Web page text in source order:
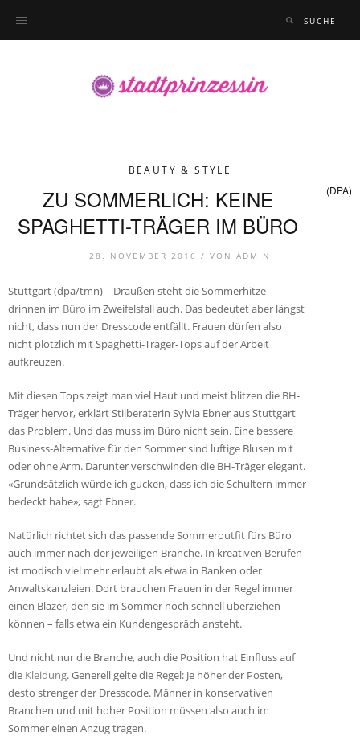
BEAUTY & STYLE
ZU SOMMERLICH: KEINE
SPAGHETTI-TRÄGER IM BÜRO
(DPA)
28. NOVEMBER 2016 / VON ADMIN
Stuttgart (dpa/tmn) – Draußen steht die Sommerhitze –
drinnen im Büro im Zweifelsfall auch. Das bedeutet aber längst
nicht, dass nun der Dresscode entfällt. Frauen dürfen also
nicht plötzlich mit Spaghetti-Träger-Tops auf der Arbeit
aufkreuzen.
Mit diesen Tops zeigt man viel Haut und meist blitzen die BH-
Träger hervor, erklärt Stilberaterin Sylvia Ebner aus Stuttgart
das Problem. Und das muss im Büro nicht sein. Eine bessere
Business-Alternative für den Sommer sind luftige Blusen mit
oder ohne Arm. Darunter verschwinden die BH-Träger elegant.
«Grundsätzlich würde ich gucken, dass ich die Schultern immer
bedeckt habe», sagt Ebner.
Natürlich richtet sich das passende Sommeroutfit fürs Büro
auch immer nach der jeweiligen Branche. In kreativen Berufen
ist modisch viel mehr erlaubt als etwa in Banken oder
Anwaltskanzleien. Dort brauchen Frauen in der Regel immer
einen Blazer, den sie im Sommer noch schnell überziehen
können – falls etwa ein Kundengespräch ansteht.
Und nicht nur die Branche, auch die Position hat Einfluss auf
die Kleidung. Generell gelte die Regel: Je höher der Posten,
desto strenger der Dresscode. Männer in konservativen
Branchen und mit hoher Position müssen also auch im
Sommer einen Anzug tragen.